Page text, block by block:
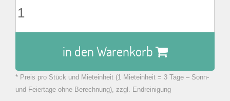
in den Warenkorb
zu Warenkorb hinzugefügt.
* Preis pro Stück und Mieteinheit (1 Mieteinheit = 3 Tage – Sonn-
und Feiertage ohne Berechnung), zzgl. Endreinigung